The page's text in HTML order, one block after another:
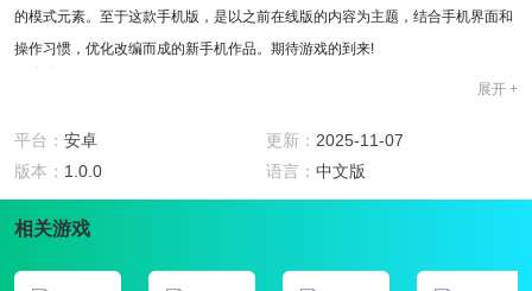
的模式元素。至于这款手机版，是以之前在线版的内容为主题，结合手机界面和
操作习惯，优化改编而成的新手机作品。期待游戏的到来!
2、终极震撼，瞬间战斗特效
3、改变技能，放出炫酷的招数
1、原貌，解锁顶级时尚
3、在这里能够感受到最为纯正的游戏打击快感,宏伟世界观之中再现魔兽与人类
展开 +
平台： 安卓 更新： 2025-11-07
版本： 1.0.0 语言： 中文版
相关游戏